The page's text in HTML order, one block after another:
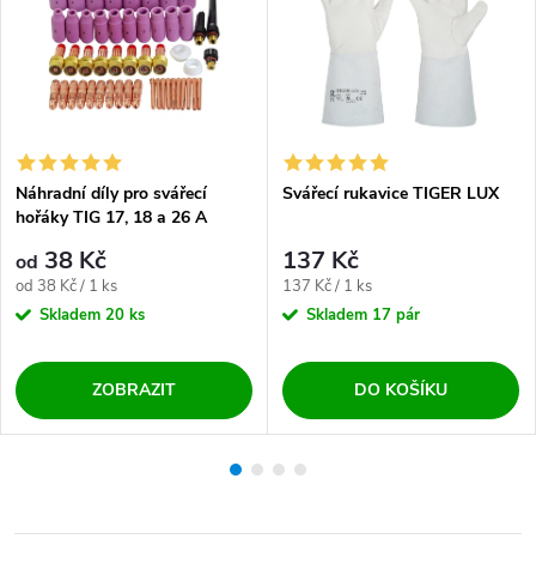
Náhradní díly pro svářecí
hořáky TIG 17, 18 a 26 A
od 38 Kč
Měrná cena:
od 38 Kč / 1 ks
Skladem 20 ks
ZOBRAZIT
Svářecí rukavice TIGER LUX
137 Kč
Měrná cena:
137 Kč / 1 ks
Skladem 17 pár
DO KOŠÍKU